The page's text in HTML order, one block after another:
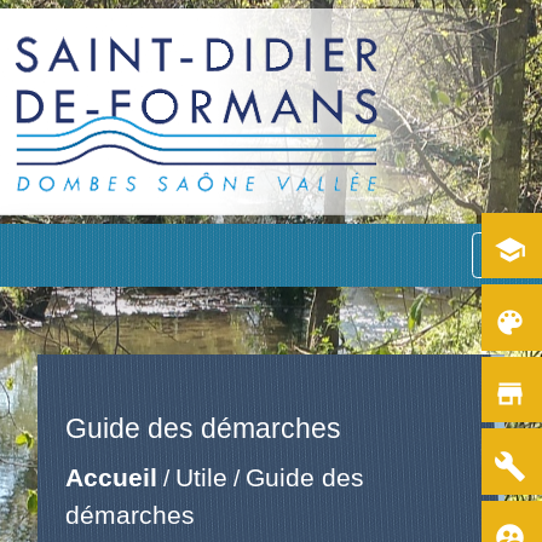
menu
Guide des démarches
Accueil / Utile / Guide des
démarches
school
color_lens
store
build